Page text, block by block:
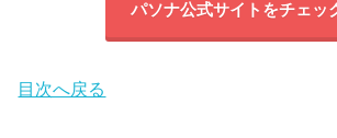
パソナ公式サイトをチェッ
目次へ戻る